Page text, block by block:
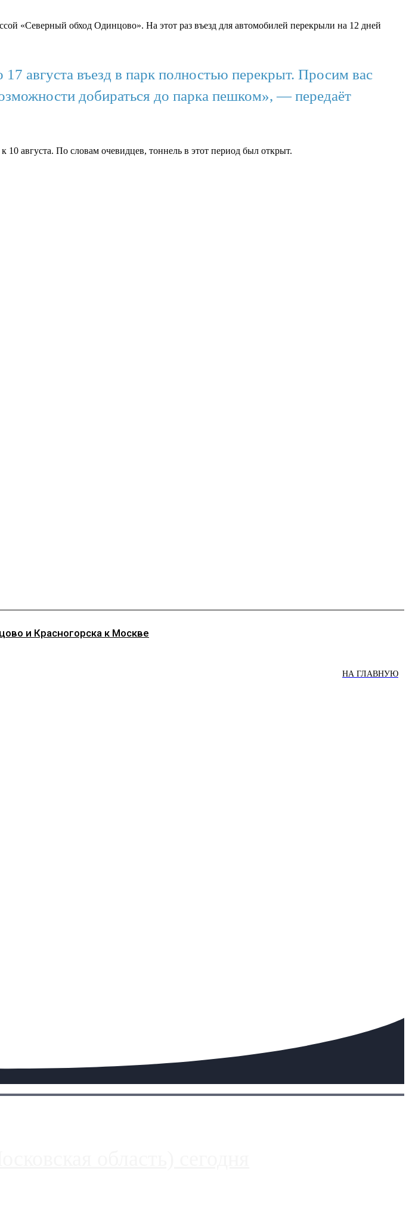
«Северный обход Одинцово». На этот раз въезд для автомобилей перекрыли на 12 дней
августа въезд в парк полностью перекрыт. Просим вас
добираться до парка пешком», — передаёт
августа. По словам очевидцев, тоннель в этот период был открыт.
и Красногорска к Москве
НА ГЛАВНУЮ